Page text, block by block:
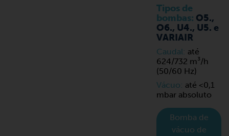
Tipos de
bombas: O5.,
O6., U4., U5. e
VARIAIR
Caudal: até
624/732 m³/h
(50/60 Hz)
Vácuo: até <0,1
mbar absoluto
Bomba de
vácuo de